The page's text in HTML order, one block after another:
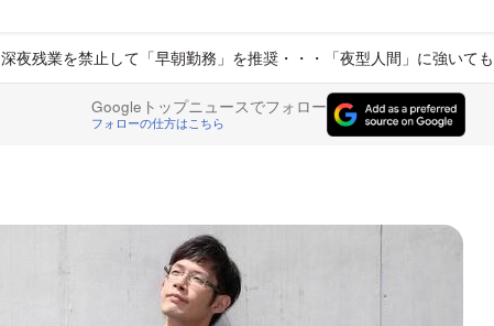
深夜残業を禁止して「早朝勤務」を推奨・・・「夜型人間」に強いて
Googleトップニュースでフォロー
フォローの仕方はこちら